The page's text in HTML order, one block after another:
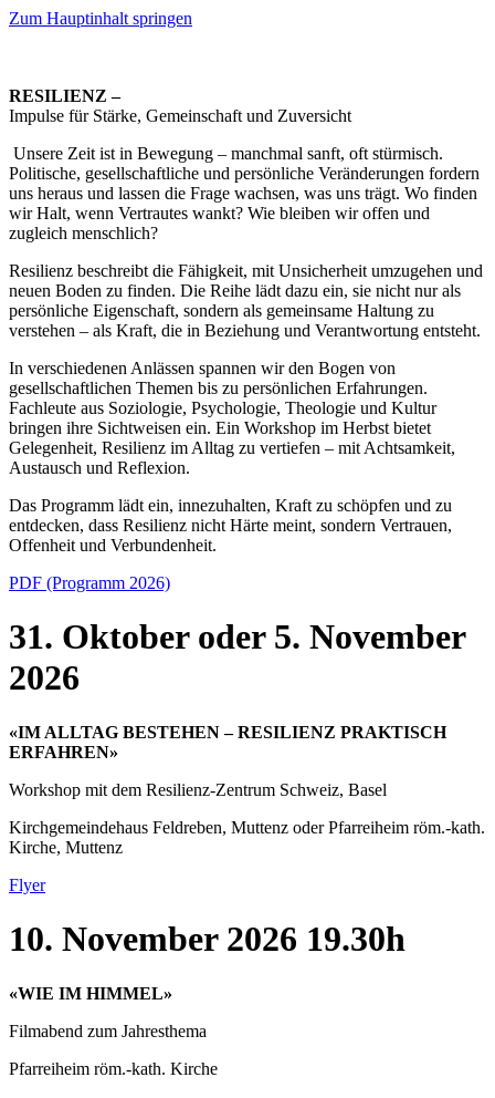
Zum Hauptinhalt springen
RESILIENZ –
Impulse für Stärke, Gemeinschaft und Zuversicht
Unsere Zeit ist in Bewegung – manchmal sanft, oft stürmisch.
Politische, gesellschaftliche und persönliche Veränderungen fordern
uns heraus und lassen die Frage wachsen, was uns trägt. Wo finden
wir Halt, wenn Vertrautes wankt? Wie bleiben wir offen und
zugleich menschlich?
Resilienz beschreibt die Fähigkeit, mit Unsicherheit umzugehen und
neuen Boden zu finden. Die Reihe lädt dazu ein, sie nicht nur als
persönliche Eigenschaft, sondern als gemeinsame Haltung zu
verstehen – als Kraft, die in Beziehung und Verantwortung entsteht.
In verschiedenen Anlässen spannen wir den Bogen von
gesellschaftlichen Themen bis zu persönlichen Erfahrungen.
Fachleute aus Soziologie, Psychologie, Theologie und Kultur
bringen ihre Sichtweisen ein. Ein Workshop im Herbst bietet
Gelegenheit, Resilienz im Alltag zu vertiefen – mit Achtsamkeit,
Austausch und Reflexion.
Das Programm lädt ein, innezuhalten, Kraft zu schöpfen und zu
entdecken, dass Resilienz nicht Härte meint, sondern Vertrauen,
Offenheit und Verbundenheit.
PDF (Programm 2026)
31. Oktober oder 5. November
2026
«IM ALLTAG BESTEHEN – RESILIENZ PRAKTISCH
ERFAHREN»
Workshop mit dem Resilienz-Zentrum Schweiz, Basel
Kirchgemeindehaus Feldreben, Muttenz oder Pfarreiheim röm.-kath.
Kirche, Muttenz
Flyer
10. November 2026 19.30h
«WIE IM HIMMEL»
Filmabend zum Jahresthema
Pfarreiheim röm.-kath. Kirche